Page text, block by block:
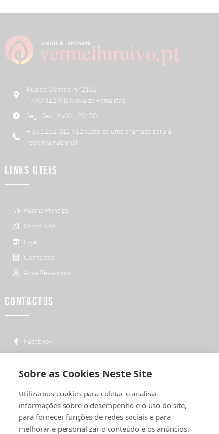
Sobre as Cookies Neste Site
Utilizamos cookies para coletar e analisar
informações sobre o desempenho e o uso do site,
para fornecer funções de redes sociais e para
melhorar e personalizar o conteúdo e os anúncios.
Rua de Outeiro nº 2132
4760-312 Vila Nova de Famalicão
Seg - Sex : 9h00 - 20h00
+ 351 252 311 612 custo de uma chamada para a
rede fixa nacional
LINKS ÚTEIS
Página Principal
Sobré Nós
Loja
Contactos
Área Reservada
CONTACTOS
Facebook
nacional
Rua de Outeiro nº 2132
4760-312 Vila Nova de Famalicão